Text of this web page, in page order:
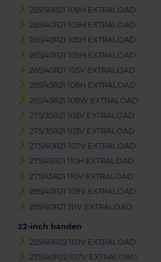
255/50R21 109H EXTRALOAD
265/40R21 105H EXTRALOAD
265/40R21 105H EXTRALOAD
265/40R21 105H EXTRALOAD
265/40R21 105V EXTRALOAD
265/45R21 108H EXTRALOAD
265/45R21 108W EXTRALOAD
275/35R21 103V EXTRALOAD
275/35R21 103V EXTRALOAD
275/40R21 107V EXTRALOAD
275/45R21 110H EXTRALOAD
275/45R21 110V EXTRALOAD
285/40R21 109V EXTRALOAD
295/40R21 111V EXTRALOAD
22-inch banden
255/40R22 103V EXTRALOAD
275/40R22 107V EXTRALOAD